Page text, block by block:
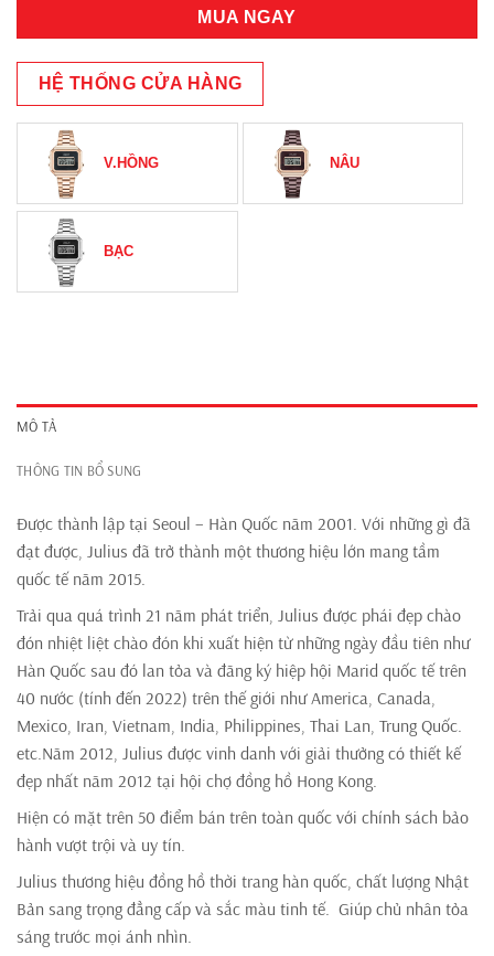
MUA NGAY
HỆ THỐNG CỬA HÀNG
V.HỒNG NÂU
BẠC
MÔ TẢ
THÔNG TIN BỔ SUNG
Được thành lập tại Seoul – Hàn Quốc năm 2001. Với những gì đã
đạt được, Julius đã trở thành một thương hiệu lớn mang tầm
quốc tế năm 2015.
Trải qua quá trình 21 năm phát triển, Julius được phái đẹp chào
đón nhiệt liệt chào đón khi xuất hiện từ những ngày đầu tiên như
Hàn Quốc sau đó lan tỏa và đăng ký hiệp hội Marid quốc tế trên
40 nước (tính đến 2022) trên thế giới như America, Canada,
Mexico, Iran, Vietnam, India, Philippines, Thai Lan, Trung Quốc.
etc.Năm 2012, Julius được vinh danh với giải thưởng có thiết kế
đẹp nhất năm 2012 tại hội chợ đồng hồ Hong Kong.
Hiện có mặt trên 50 điểm bán trên toàn quốc với chính sách bảo
hành vượt trội và uy tín.
Julius thương hiệu đồng hồ thời trang hàn quốc, chất lượng Nhật
Bản sang trọng đẳng cấp và sắc màu tinh tế. Giúp chủ nhân tỏa
sáng trước mọi ánh nhìn.